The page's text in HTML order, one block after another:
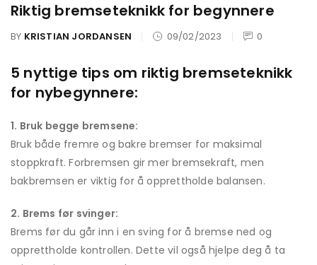
Riktig bremseteknikk for begynnere
BY KRISTIAN JORDANSEN 09/02/2023 0
5 nyttige tips om riktig bremseteknikk
for nybegynnere:
1. Bruk begge bremsene:
Bruk både fremre og bakre bremser for maksimal
stoppkraft. Forbremsen gir mer bremsekraft, men
bakbremsen er viktig for å opprettholde balansen.
2. Brems før svinger:
Brems før du går inn i en sving for å bremse ned og
opprettholde kontrollen. Dette vil også hjelpe deg å ta